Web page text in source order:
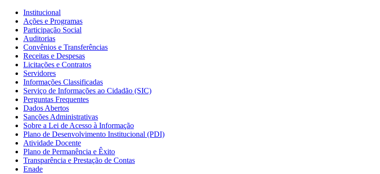
Institucional
Ações e Programas
Participação Social
Auditorias
Convênios e Transferências
Receitas e Despesas
Licitações e Contratos
Servidores
Informações Classificadas
Serviço de Informações ao Cidadão (SIC)
Perguntas Frequentes
Dados Abertos
Sanções Administrativas
Sobre a Lei de Acesso à Informação
Plano de Desenvolvimento Institucional (PDI)
Atividade Docente
Plano de Permanência e Êxito
Transparência e Prestação de Contas
Enade